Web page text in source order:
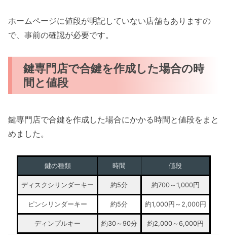
ホームページに値段が明記していない店舗もありますの
で、事前の確認が必要です。
鍵専門店で合鍵を作成した場合の時
間と値段
鍵専門店で合鍵を作成した場合にかかる時間と値段をまと
めました。
鍵の種類 時間 値段
ディスクシリンダーキー 約5分 約700～1,000円
ピンシリンダーキー 約5分 約1,000円～2,000円
ディンプルキー 約30～90分 約2,000～6,000円